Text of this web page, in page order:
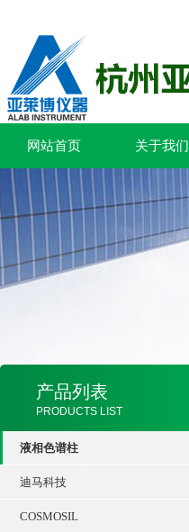
网站首页 关于我们
产品列表
PRODUCTS LIST
液相色谱柱
迪马科技
COSMOSIL